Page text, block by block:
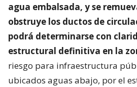
agua embalsada, y se
obstruye los ductos de
podrá determinarse con
estructural definitiva en la
riesgo para infraestructura
ubicados aguas abajo, por el